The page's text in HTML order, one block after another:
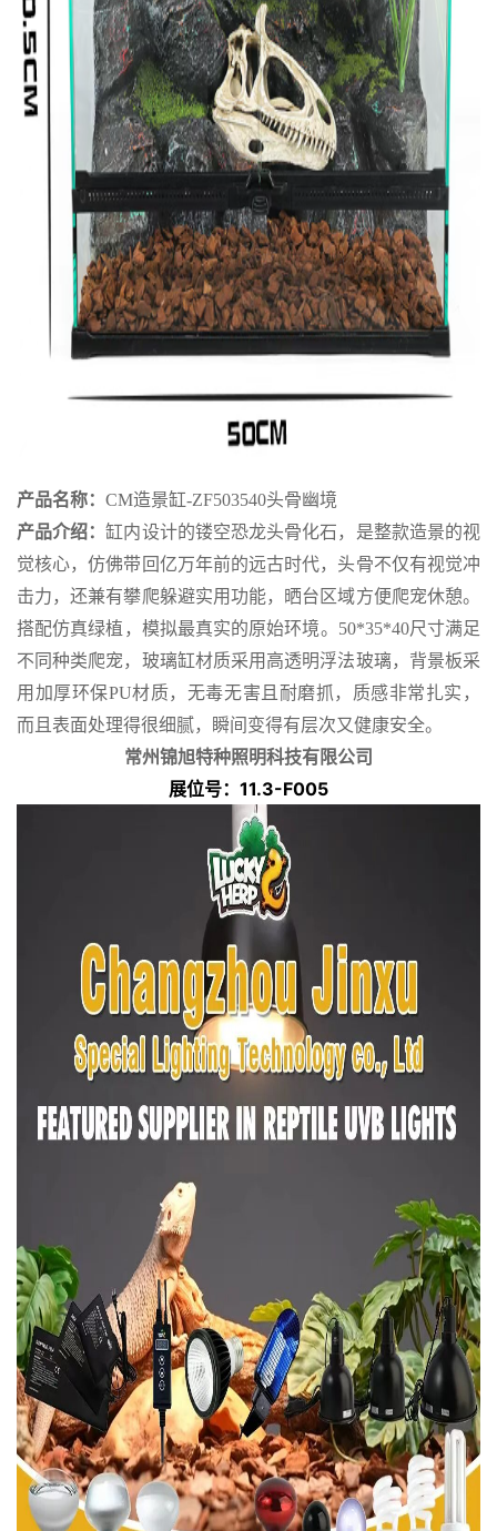
产品名称： CM造景缸-ZF503540头骨幽境
产品介绍：缸内设计的镂空恐龙头骨化石，是整款造景的视
觉核心，仿佛带回亿万年前的远古时代，头骨不仅有视觉冲
击力，还兼有攀爬躲避实用功能，晒台区域方便爬宠休憩。
搭配仿真绿植，模拟最真实的原始环境。50*35*40尺寸满足
不同种类爬宠，玻璃缸材质采用高透明浮法玻璃，背景板采
用加厚环保PU材质，无毒无害且耐磨抓，质感非常扎实，
而且表面处理得很细腻，瞬间变得有层次又健康安全。
常州锦旭特种照明科技有限公司
展位号：11.3-F005